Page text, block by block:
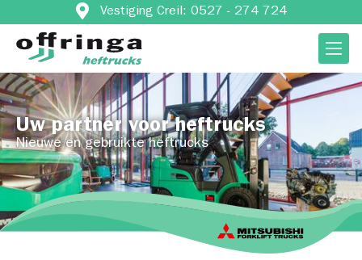
Vestiging Creil: 0527 - 274 724
Uw partner voor heftrucks
Nieuwe en gebruikte heftrucks